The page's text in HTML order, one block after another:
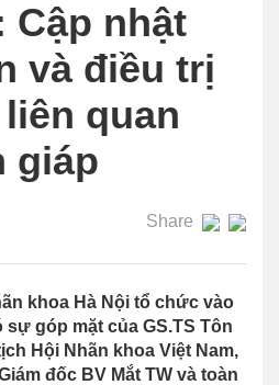
Cập nhật
và điều trị
quan
giáp
Share
khoa Hà Nội tổ chức vào
sự góp mặt của GS.TS Tôn
Hội Nhãn khoa Việt Nam,
đốc BV Mắt TW và toàn